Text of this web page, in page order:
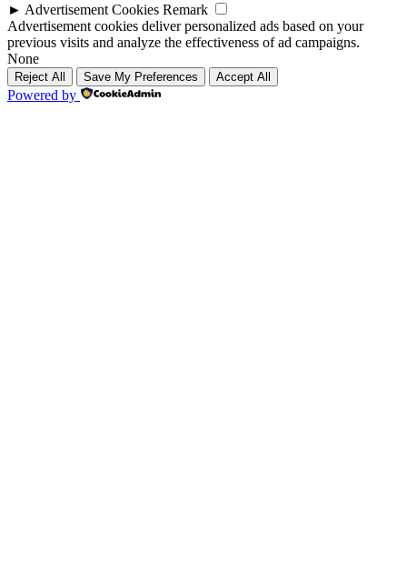
► Advertisement Cookies Remark
Advertisement cookies deliver personalized ads based on your
previous visits and analyze the effectiveness of ad campaigns.
None
Reject All Save My Preferences Accept All
Powered by